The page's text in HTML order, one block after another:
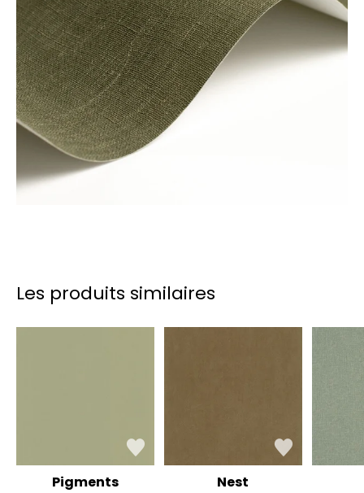
Les produits similaires
Pigments Nest